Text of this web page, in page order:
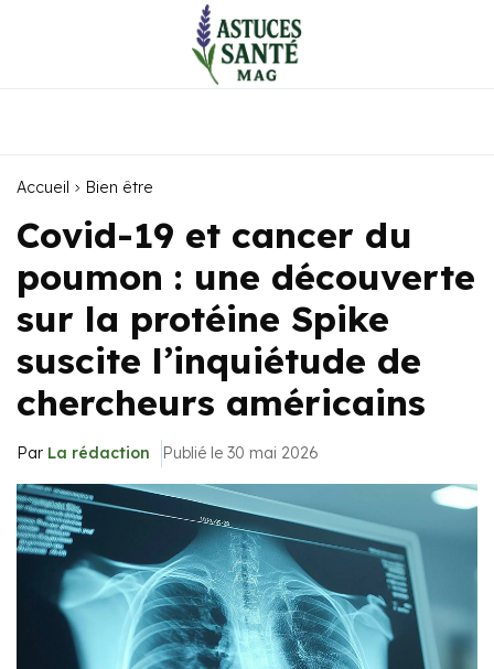
Accueil Bien être
Covid-19 et cancer du
poumon : une découverte
sur la protéine Spike
suscite l’inquiétude de
chercheurs américains
Par La rédaction Publié le 30 mai 2026